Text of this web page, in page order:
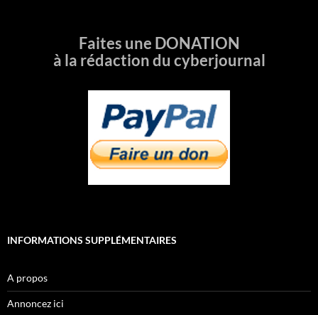
Faites une DONATION
à la rédaction du cyberjournal
INFORMATIONS SUPPLÉMENTAIRES
A propos
Annoncez ici